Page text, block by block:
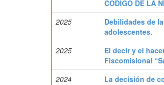
CÓDIGO DE LA
2025
Debilidades de
adolescentes.
2025
El decir y el
Fiscomisional
2024 La decisión de